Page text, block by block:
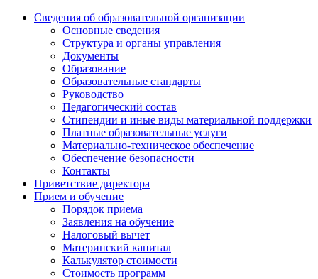
Сведения об образовательной организации
Основные сведения
Структура и органы управления
Документы
Образование
Образовательные стандарты
Руководство
Педагогический состав
Стипендии и иные виды материальной поддержки
Платные образовательные услуги
Материально-техническое обеспечение
Обеспечение безопасности
Контакты
Приветствие директора
Прием и обучение
Порядок приема
Заявления на обучение
Налоговый вычет
Материнский капитал
Калькулятор стоимости
Стоимость программ